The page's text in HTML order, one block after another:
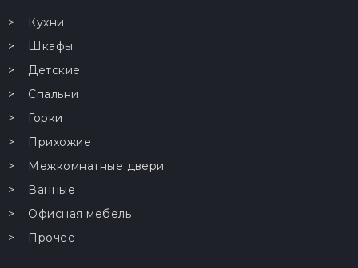
Кухни
Шкафы
Детские
Спальни
Горки
Прихожие
Межкомнатные двери
Ванные
Офисная мебель
Прочее